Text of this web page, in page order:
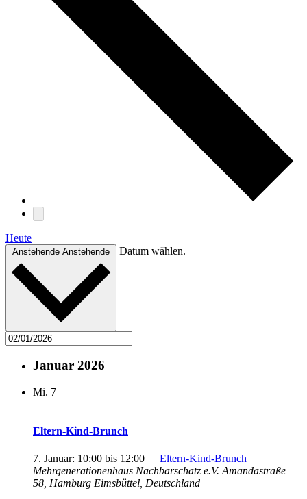
Heute
Anstehende Anstehende Datum wählen.
Januar 2026
Mi. 7
Eltern-Kind-Brunch
7. Januar: 10:00 bis 12:00
Eltern-Kind-Brunch
Mehrgenerationenhaus Nachbarschatz e.V. Amandastraße
58, Hamburg Eimsbüttel, Deutschland